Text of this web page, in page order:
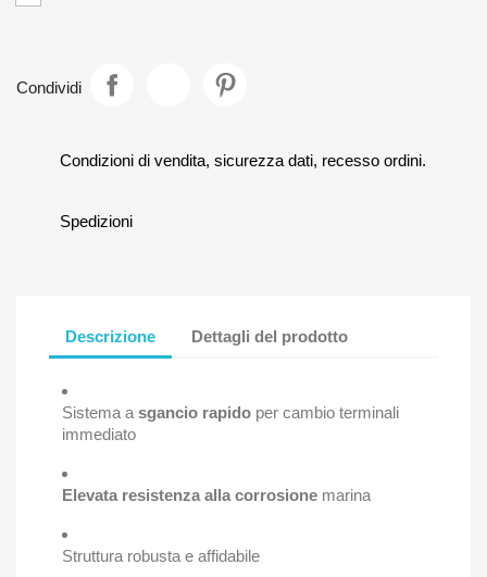
Condividi
Condizioni di vendita, sicurezza dati, recesso ordini.
Spedizioni
Descrizione Dettagli del prodotto
Sistema a sgancio rapido per cambio terminali
immediato
Elevata resistenza alla corrosione marina
Struttura robusta e affidabile